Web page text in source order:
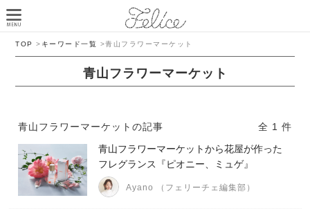
TOP > キーワード一覧 >青山フラワーマーケット
青山フラワーマーケット
青山フラワーマーケットの記事
全 1 件
青山フラワーマーケットから花屋が作った
フレグランス『ピオニー、ミュゲ』
Ayano （フェリーチェ編集部）